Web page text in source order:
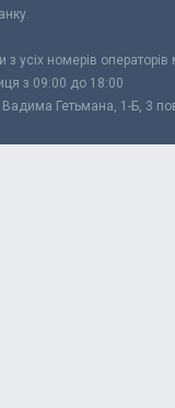
з усіх номерів
з 09:00 до 18:00
Гетьмана, 1-Б, 3